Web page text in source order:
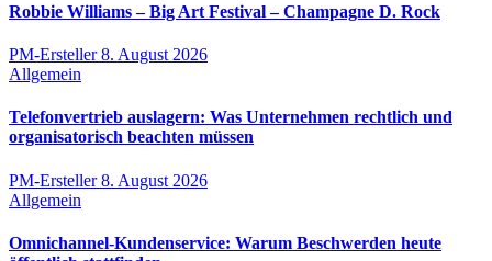
Robbie Williams – Big Art Festival – Champagne D. Rock
PM-Ersteller8. August 2026
Allgemein
Telefonvertrieb auslagern: Was Unternehmen rechtlich und
organisatorisch beachten müssen
PM-Ersteller8. August 2026
Allgemein
Omnichannel-Kundenservice: Warum Beschwerden heute